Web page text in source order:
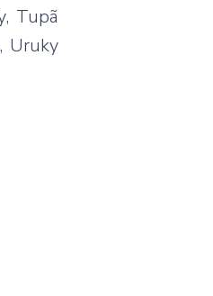
Tupã
Uruky